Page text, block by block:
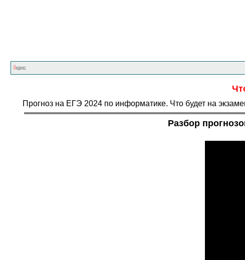
Прогноз на ЕГЭ 2024 по информатике. Что будет на
Разбор